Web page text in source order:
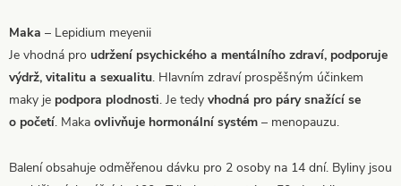
Maka – Lepidium meyenii
Je vhodná pro udržení psychického a mentálního zdraví, podporuje
výdrž, vitalitu a sexualitu. Hlavním zdraví prospěšným účinkem
maky je podpora plodnosti. Je tedy vhodná pro páry snažící se
o početí. Maka ovlivňuje hormonální systém – menopauzu.
Balení obsahuje odměřenou dávku pro 2 osoby na 14 dní. Byliny jsou